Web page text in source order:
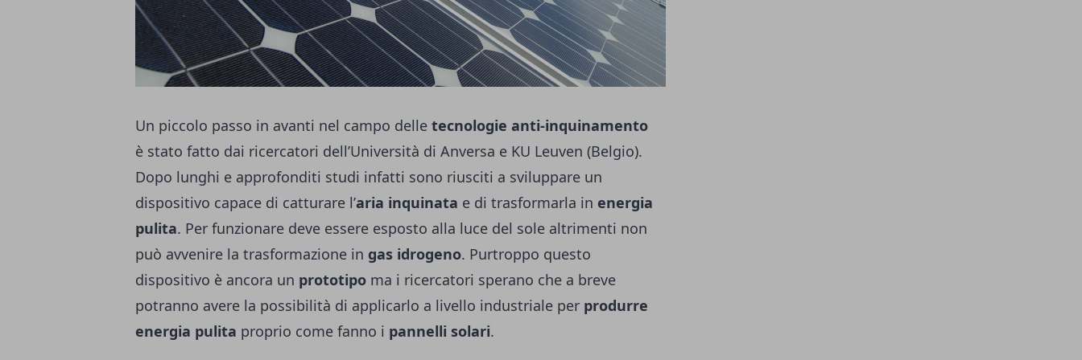
Un piccolo passo in avanti nel campo delle tecnologie anti-inquinamento
è stato fatto dai ricercatori dell’Università di Anversa e KU Leuven (Belgio).
Dopo lunghi e approfonditi studi infatti sono riusciti a sviluppare un
dispositivo capace di catturare l’aria inquinata e di trasformarla in energia
pulita. Per funzionare deve essere esposto alla luce del sole altrimenti non
può avvenire la trasformazione in gas idrogeno. Purtroppo questo
dispositivo è ancora un prototipo ma i ricercatori sperano che a breve
potranno avere la possibilità di applicarlo a livello industriale per produrre
energia pulita proprio come fanno i pannelli solari.